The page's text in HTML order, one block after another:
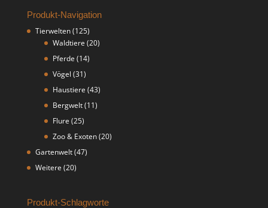
Produkt-Navigation
Tierwelten(125)
Waldtiere (20)
Pferde (14)
Vögel (31)
Haustiere (43)
Bergwelt(11)
Flure (25)
Zoo & Exoten(20)
Gartenwelt(47)
Weitere (20)
Produkt-Schlagworte